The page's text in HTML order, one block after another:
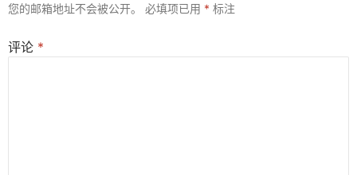
您的邮箱地址不会被公开。 必填项已用 * 标注
评论 *